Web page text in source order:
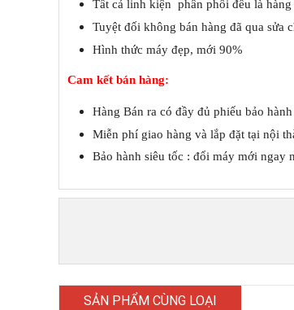
Tất cả linh kiện phân phối đều là
Tuyệt đối không bán hàng đã qua sửa
Hình thức máy đẹp, mới 90%
Cam kết bán hàng:
Hàng Bán ra có đầy đủ phiếu bảo
Miễn phí giao hàng và lắp đặt tại nội
Bảo hành siêu tốc : đổi máy mới ngay
SẢN PHẨM CÙNG LOẠI